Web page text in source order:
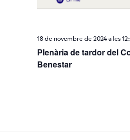
18 de novembre de 2024 a les
Plenària de tardor del
Benestar